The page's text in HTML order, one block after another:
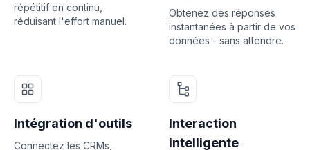
répétitif en continu,
réduisant l'effort manuel.
Obtenez des réponses
instantanées à partir de vos
données - sans attendre.
Intégration d'outils
Connectez les CRMs,
Interaction
intelligente